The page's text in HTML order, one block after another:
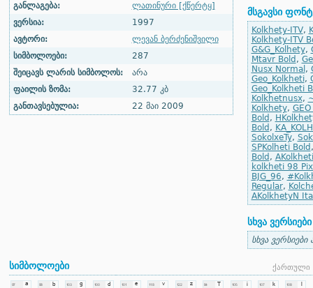
განლაგება:
ლათინური [ქწერტყ]
ვერსია:
1997
ავტორი:
ლევან ბერძენიშვილი
სიმბოლოები:
287
შეიცავს ლარის სიმბოლოს:
არა
ფაილის ზომა:
32.77 კბ
განთავსებულია:
22 მაი 2009
მსგავსი
Kolkhety-ITV,
Kolkhety-ITV
G&G_Kolhety,
Mtavr Bold ,
Nusx Normal ,
Geo_Kolkheti,
Geo_Kolkheti
Kolkhetnusx,
Kolkhety,
Bold ,
Bold ,
SokolxeTy,
SPKolheti Bold
Bold ,
kolkheti 98
BJG_96,
Regular,
AKolkhetyN
სხვა ვერსიები
სხვა ვერსიები
სიმბოლოები ქართული